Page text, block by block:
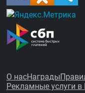
О насНаграды
Рекламные услуги в